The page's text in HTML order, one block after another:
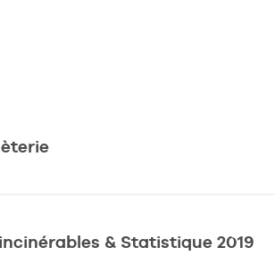
& Statistique 2019